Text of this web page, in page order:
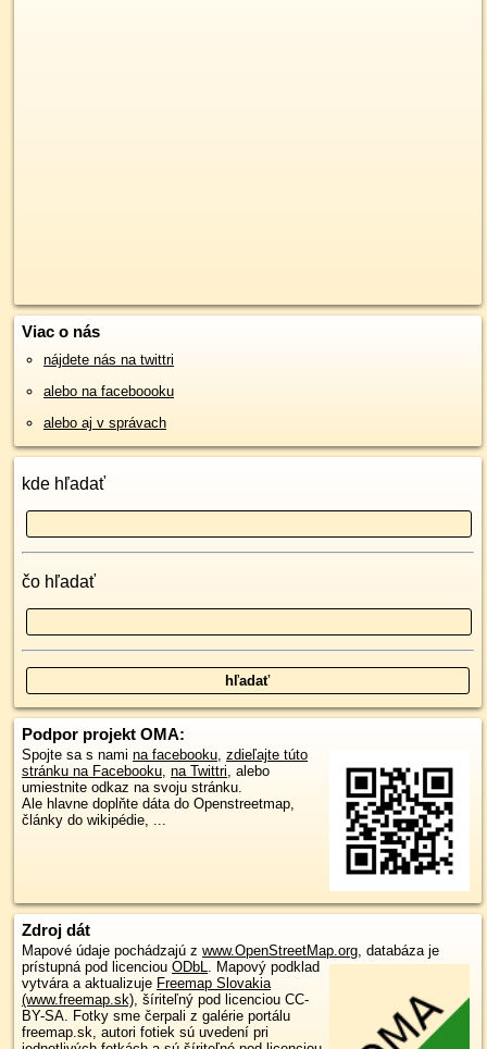
Viac o nás
nájdete nás na twittri
alebo na faceboooku
alebo aj v správach
kde hľadať
čo hľadať
Podpor projekt OMA:
Spojte sa s nami na facebooku, zdieľajte túto
stránku na Facebooku, na Twittri, alebo
umiestnite odkaz na svoju stránku.
Ale hlavne doplňte dáta do Openstreetmap,
články do wikipédie, ...
Zdroj dát
Mapové údaje pochádzajú z www.OpenStreetMap.org, databáza je
prístupná pod licenciou ODbL. Mapový podklad
vytvára a aktualizuje Freemap Slovakia
(www.freemap.sk), šíriteľný pod licenciou CC-
BY-SA. Fotky sme čerpali z galérie portálu
freemap.sk, autori fotiek sú uvedení pri